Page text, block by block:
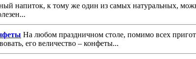
напиток, к тому же один из самых натуральных,
На любом праздничном столе, помимо всех
его величество – конфеты...